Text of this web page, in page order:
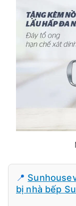
📍
bị nhà bếp